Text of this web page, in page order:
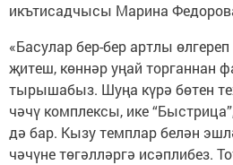
икътисадчысы Марина
«Басулар бер-бер артлы
җитеш, көннәр уңай торганнан
тырышабыз. Шуңа күрә бөтен
чәчү комплексы, ике
дә бар. Кызу темплар белән
чәчүне төгәлләргә исәплибез.